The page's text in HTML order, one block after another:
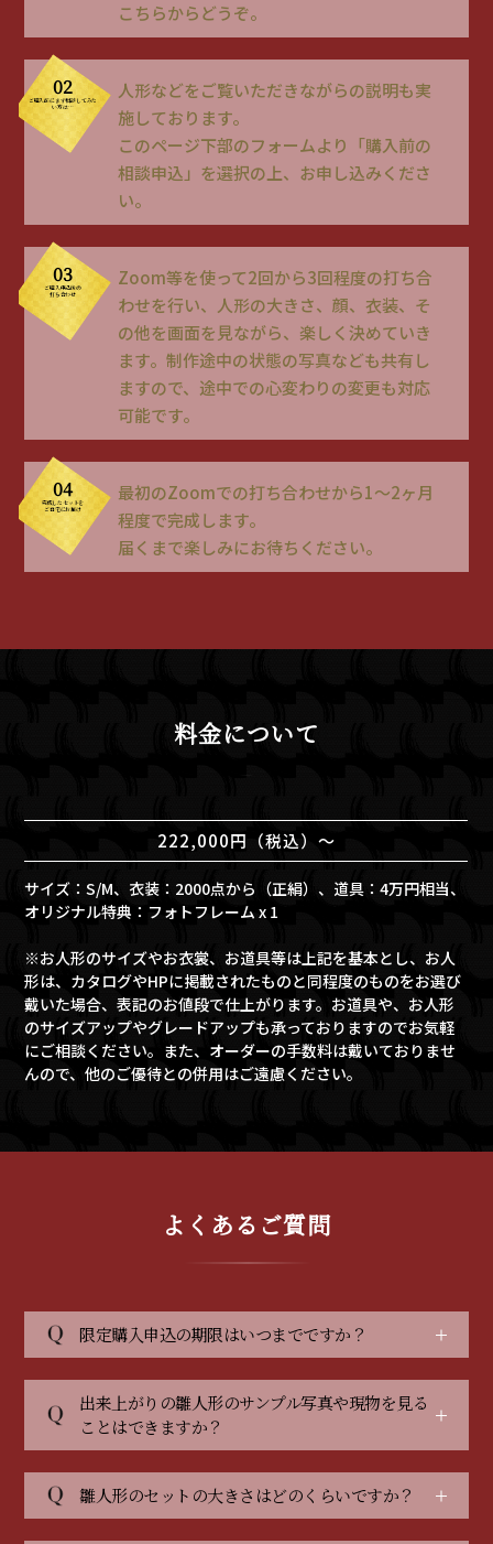
こちらからどうぞ。
02
ご購入前にまず相談してみた
い方は…
人形などをご覧いただきながらの説明も実
施しております。
このページ下部のフォームより「購入前の
相談申込」を選択の上、お申し込みくださ
い。
03
ご購入申込後の
打ち合わせ
Zoom等を使って2回から3回程度の打ち合
わせを行い、人形の大きさ、顔、衣装、そ
の他を画面を見ながら、楽しく決めていき
ます。制作途中の状態の写真なども共有し
ますので、途中での心変わりの変更も対応
可能です。
04
完成したセットを
ご自宅にお届け
最初のZoomでの打ち合わせから1〜2ヶ月
程度で完成します。
届くまで楽しみにお待ちください。
料金について
222,000円（税込）〜
サイズ：S/M、衣装：2000点から（正絹）、道具：4万円相当、
オリジナル特典：フォトフレーム x 1
※お人形のサイズやお衣裳、お道具等は上記を基本とし、お人
形は、カタログやHPに掲載されたものと同程度のものをお選び
戴いた場合、表記のお値段で仕上がります。お道具や、お人形
のサイズアップやグレードアップも承っておりますのでお気軽
にご相談ください。また、オーダーの手数料は戴いておりませ
んので、他のご優待との併用はご遠慮ください。
よくあるご質問
限定購入申込の期限はいつまでですか？
出来上がりの雛人形のサンプル写真や現物を見る
ことはできますか？
雛人形のセットの大きさはどのくらいですか？